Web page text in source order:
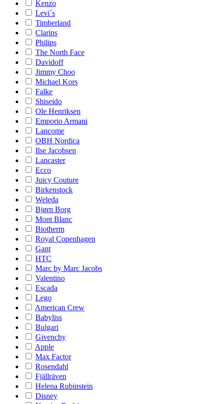
Kenzo
Levi´s
Timberland
Clarins
Philips
The North Face
Davidoff
Jimmy Choo
Michael Kors
Falke
Shiseido
Ole Henriksen
Emporio Armani
Lancome
OBH Nordica
Ilse Jacobsen
Lancaster
Ecco
Juicy Couture
Birkenstock
Weleda
Bjørn Borg
Mont Blanc
Biotherm
Royal Copenhagen
Gant
HTC
Marc by Marc Jacobs
Valentino
Escada
Lego
American Crew
Babyliss
Bulgari
Givenchy
Apple
Max Factor
Rosendahl
Fjällräven
Helena Rubinstein
Disney